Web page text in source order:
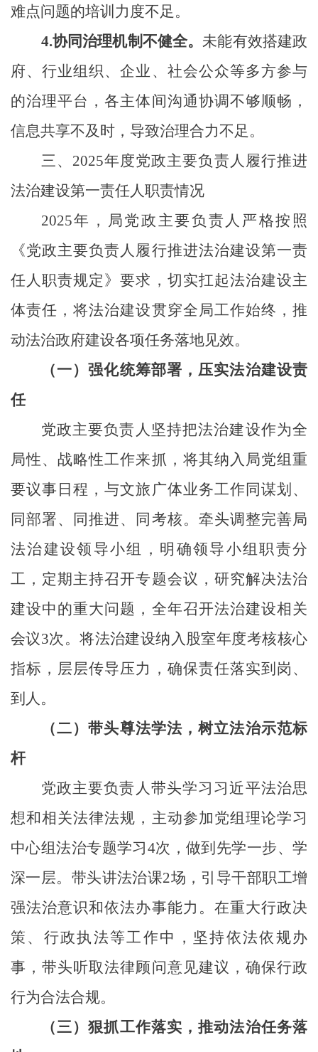
难点问题的培训力度不足。
4.协同治理机制不健全。 未能有效搭建政
府、行业组织、企业、社会公众等多方参与
的治理平台，各主体间沟通协调不够顺畅，
信息共享不及时，导致治理合力不足。
三、 2025年度党政主要负责人履行推进
法治建设第一责任人职责情况
2025年，局党政主要负责人严格按照
《党政主要负责人履行推进法治建设第一责
任人职责规定》要求，切实扛起法治建设主
体责任，将法治建设贯穿全局工作始终，推
动法治政府建设各项任务落地见效。
（一）强化统筹部署，压实法治建设责
任
党政主要负责人坚持把法治建设作为全
局性、战略性工作来抓，将其纳入局党组重
要议事日程，与文旅广体业务工作同谋划、
同部署、同推进、同考核。牵头调整完善局
法治建设领导小组，明确领导小组职责分
工，定期主持召开专题会议，研究解决法治
建设中的重大问题，全年召开法治建设相关
会议3次。将法治建设纳入股室年度考核核心
指标，层层传导压力，确保责任落实到岗、
到人。
（二）带头尊法学法，树立法治示范标
杆
党政主要负责人带头学习习近平法治思
想和相关法律法规，主动参加党组理论学习
中心组法治专题学习4次，做到先学一步、学
深一层。带头讲法治课2场，引导干部职工增
强法治意识和依法办事能力。在重大行政决
策、行政执法等工作中，坚持依法依规办
事，带头听取法律顾问意见建议，确保行政
行为合法合规。
（三）狠抓工作落实，推动法治任务落